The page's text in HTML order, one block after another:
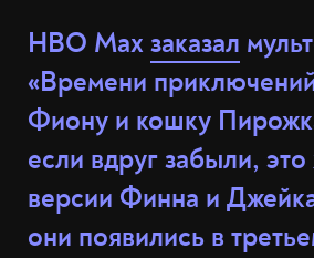
HBO Maxзаказал
«Времени
Фиону и кошку
если вдруг забыли,
версии Финна и
они появились в